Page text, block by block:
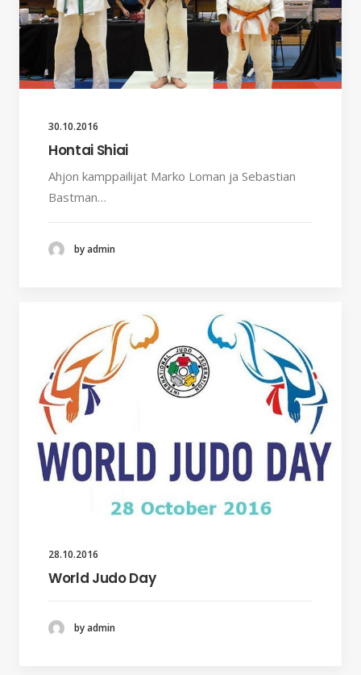
30.10.2016
Hontai Shiai
Ahjon kamppailijat Marko Loman ja Sebastian
Bastman…
by admin
28.10.2016
World Judo Day
by admin